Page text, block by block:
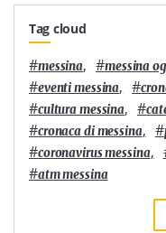
Tag cloud
#messina, #messina
#eventi messina, #
#cultura messina, #
#cronaca di messina, #
#coronavirus messina,
#atm messina